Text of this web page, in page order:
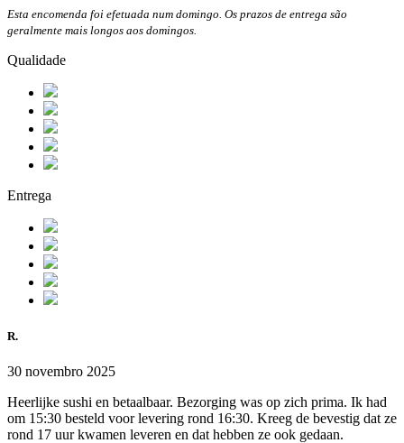
Esta encomenda foi efetuada num domingo. Os prazos de entrega são
geralmente mais longos aos domingos.
Qualidade
Entrega
R.
30 novembro 2025
Heerlijke sushi en betaalbaar. Bezorging was op zich prima. Ik had
om 15:30 besteld voor levering rond 16:30. Kreeg de bevestig dat ze
rond 17 uur kwamen leveren en dat hebben ze ook gedaan.